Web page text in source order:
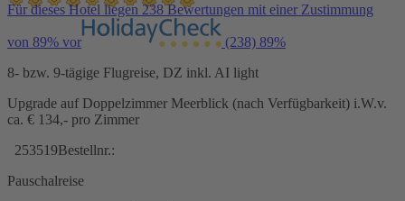
Für dieses Hotel liegen 238 Bewertungen mit einer Zustimmung
von 89% vor (238) 89%
8- bzw. 9-tägige Flugreise, DZ inkl. AI light
Upgrade auf Doppelzimmer Meerblick (nach Verfügbarkeit) i.W.v.
ca. € 134,- pro Zimmer
253519Bestellnr.:
Pauschalreise